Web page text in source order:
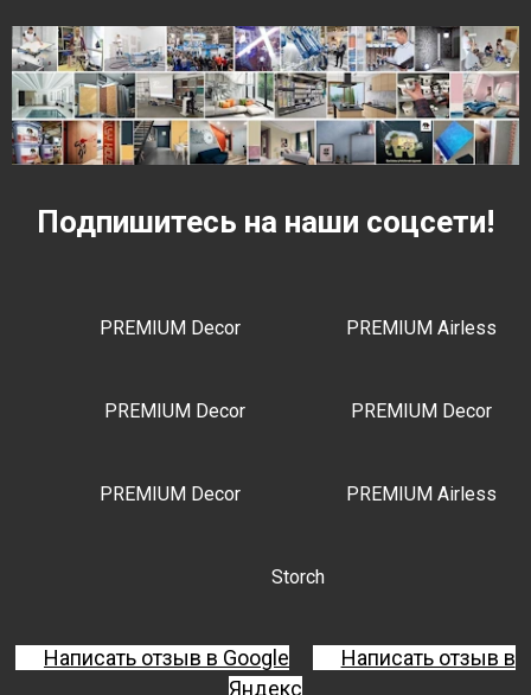
Подпишитесь на наши соцсети!
PREMIUM Decor PREMIUM Airless
PREMIUM Decor PREMIUM Decor
PREMIUM Decor PREMIUM Airless
Storch
Написать отзыв в Google
Написать отзыв в
Яндекс